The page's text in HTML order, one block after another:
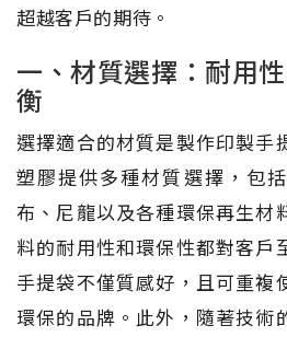
超越客戶的期待。
一、材質選擇：耐用
衡
選擇適合的材質是製作印製手
塑膠提供多種材質選擇，包
布、尼龍以及各種環保再生材
料的耐用性和環保性都對客戶
手提袋不僅質感好，且可重複
環保的品牌。此外，隨著技術